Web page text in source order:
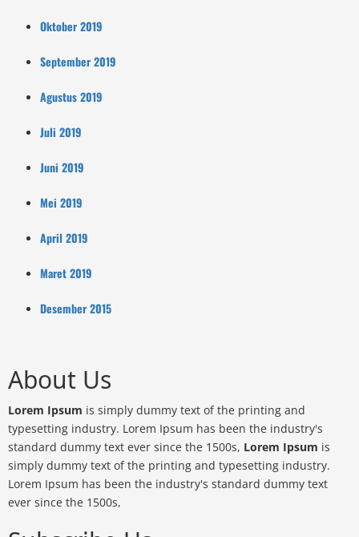
Oktober 2019
September 2019
Agustus 2019
Juli 2019
Juni 2019
Mei 2019
April 2019
Maret 2019
Desember 2015
About Us
Lorem Ipsum is simply dummy text of the printing and
typesetting industry. Lorem Ipsum has been the industry's
standard dummy text ever since the 1500s, Lorem Ipsum is
simply dummy text of the printing and typesetting industry.
Lorem Ipsum has been the industry's standard dummy text
ever since the 1500s,